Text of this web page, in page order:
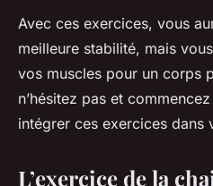
Avec ces exercices, vous
meilleure stabilité, mais
vos muscles pour un corps
n’hésitez pas et
intégrer ces exercices dans
L’exercice de la